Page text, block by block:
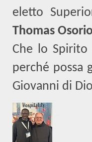
eletto
Thomas
Che lo Spirito
perché possa
Giovanni di